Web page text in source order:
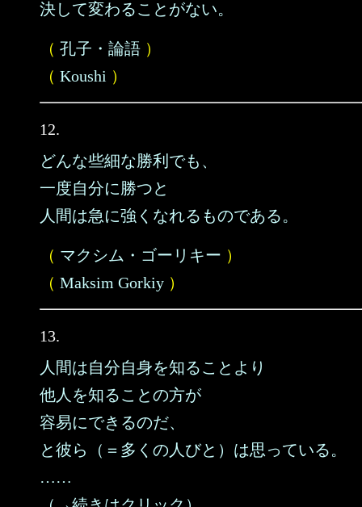
決して変わることがない。
（ 孔子・論語 ）
（ Koushi ）
12.
どんな些細な勝利でも、
一度自分に勝つと
人間は急に強くなれるものである。
（ マクシム・ゴーリキー ）
（ Maksim Gorkiy ）
13.
人間は自分自身を知ることより
他人を知ることの方が
容易にできるのだ、
と彼ら（＝多くの人びと）は思っている。
……